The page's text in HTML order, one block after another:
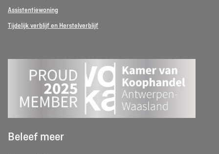
Assistentiewoning
Tijdelijk verblijf en Herstelverblijf
Beleef meer